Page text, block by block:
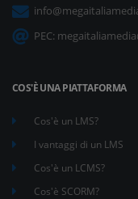
PEC:
COS'È UNA PIATTAFORMA
Cos'è un LMS?
I vantaggi di un LMS
Cos'è un LCMS?
Cos'è SCORM?